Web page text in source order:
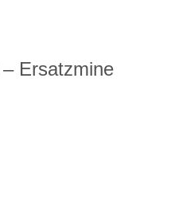
Ersatzmine